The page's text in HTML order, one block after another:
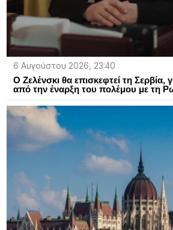
6 Αυγούστου 2026, 23:40
Ο Ζελένσκι θα επισκεφτεί τη
από την έναρξη του πολέμου με τη